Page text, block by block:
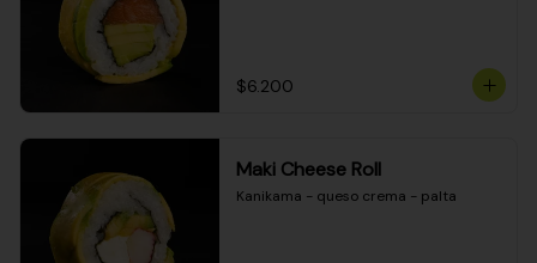
$6.200
Maki Cheese Roll
Kanikama - queso crema - palta